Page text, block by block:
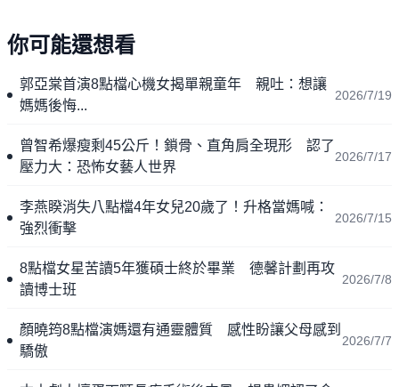
你可能還想看
郭亞棠首演8點檔心機女揭單親童年 親吐：想讓
媽媽後悔...
2026/7/19
曾智希爆瘦剩45公斤！鎖骨、直角肩全現形 認了
壓力大：恐怖女藝人世界
2026/7/17
李燕睽消失八點檔4年女兒20歲了！升格當媽喊：
強烈衝擊
2026/7/15
8點檔女星苦讀5年獲碩士終於畢業 德馨計劃再攻
讀博士班
2026/7/8
顏曉筠8點檔演媽還有通靈體質 感性盼讓父母感到
驕傲
2026/7/7